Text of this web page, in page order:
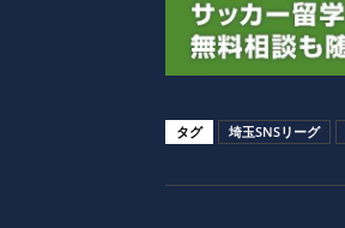
タグ 埼玉SNSリーグ